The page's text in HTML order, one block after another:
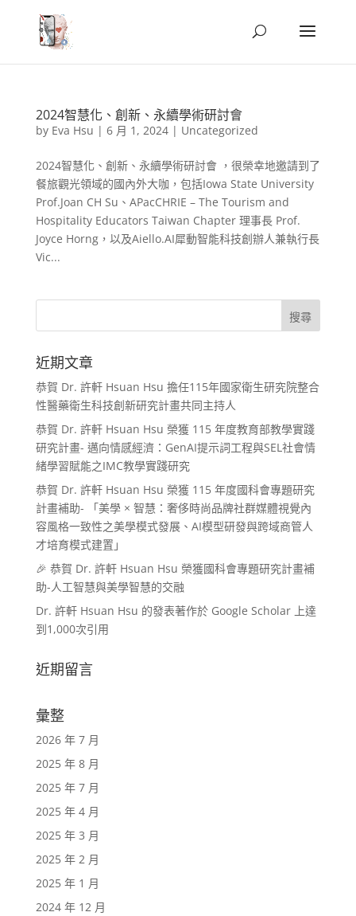
2024智慧化、創新、永續學術研討會
by Eva Hsu | 6 月 1, 2024| Uncategorized
2024智慧化、創新、永續學術研討會 ，很榮幸地邀請到了
餐旅觀光領域的國內外大咖，包括Iowa State University
Prof.Joan CH Su、APacCHRIE – The Tourism and
Hospitality Educators Taiwan Chapter 理事長 Prof.
Joyce Horng，以及Aiello.AI犀動智能科技創辦人兼執行長
Vic...
近期文章
恭賀 Dr. 許軒 Hsuan Hsu 擔任115年國家衛生研究院整合
性醫藥衛生科技創新研究計畫共同主持人
恭賀 Dr. 許軒 Hsuan Hsu 榮獲 115 年度教育部教學實踐
研究計畫- 邁向情感經濟：GenAI提示詞工程與SEL社會情
緒學習賦能之IMC教學實踐研究
恭賀 Dr. 許軒 Hsuan Hsu 榮獲 115 年度國科會專題研究
計畫補助- 「美學 × 智慧：奢侈時尚品牌社群媒體視覺內
容風格一致性之美學模式發展、AI模型研發與跨域商管人
才培育模式建置」
🎉 恭賀 Dr. 許軒 Hsuan Hsu 榮獲國科會專題研究計畫補
助-人工智慧與美學智慧的交融
Dr. 許軒 Hsuan Hsu 的發表著作於 Google Scholar 上達
到1,000次引用
近期留言
彙整
2026 年 7 月
2025 年 8 月
2025 年 7 月
2025 年 4 月
2025 年 3 月
2025 年 2 月
2025 年 1 月
2024 年 12 月